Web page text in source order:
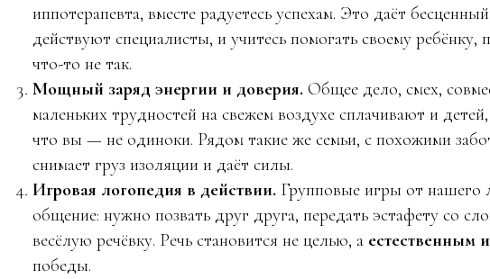
иппотерапевта, вместе радуетесь успехам. Это даёт
действуют специалисты, и учитесь помогать своему ребёнку,
что-то не так.
Мощный заряд энергии и доверия. Общее дело, смех,
маленьких трудностей на свежем воздухе сплачивают и
что вы — не одиноки. Рядом такие же семьи, с похожими
снимает груз изоляции и даёт силы.
Игровая логопедия в действии. Групповые игры от нашего
общение: нужно позвать друг друга, передать эстафету со
весёлую речёвку. Речь становится не целью, а естественным
победы.